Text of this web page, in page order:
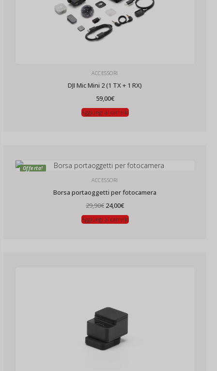
ACCESSORI
DJI Mic Mini 2 (1 TX + 1 RX)
59,00€
Aggiungi al carrello
Offerta!
ACCESSORI
Borsa portaoggetti per fotocamera
29,90€ Il
prezzo
originale
era:
24,00€Il
attuale
è:
Aggiungi al carrello